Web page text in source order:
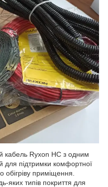
кабель Ryxon HC з одним
для підтримки комфортної
обігріву приміщення.
яких типів покриття для